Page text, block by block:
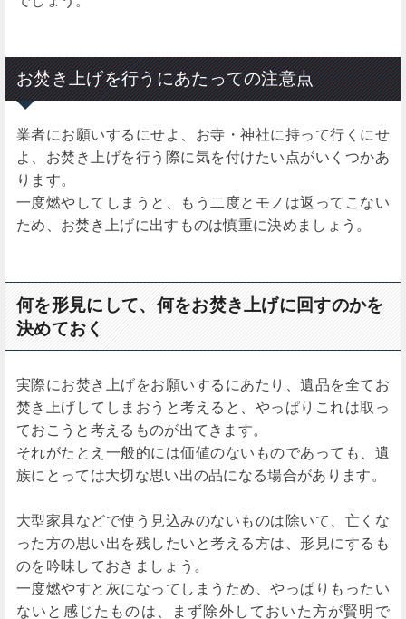
お焚き上げを行うにあたっての注意点
業者にお願いするにせよ、お寺・神社に持って行くにせ
よ、お焚き上げを行う際に気を付けたい点がいくつかあ
ります。
一度燃やしてしまうと、もう二度とモノは返ってこない
ため、お焚き上げに出すものは慎重に決めましょう。
何を形見にして、何をお焚き上げに回すのかを
決めておく
実際にお焚き上げをお願いするにあたり、遺品を全てお
焚き上げしてしまおうと考えると、やっぱりこれは取っ
ておこうと考えるものが出てきます。
それがたとえ一般的には価値のないものであっても、遺
族にとっては大切な思い出の品になる場合があります。
大型家具などで使う見込みのないものは除いて、亡くな
った方の思い出を残したいと考える方は、形見にするも
のを吟味しておきましょう。
一度燃やすと灰になってしまうため、やっぱりもったい
ないと感じたものは、まず除外しておいた方が賢明で